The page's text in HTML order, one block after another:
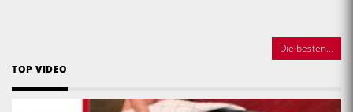
Die besten...
TOP VIDEO